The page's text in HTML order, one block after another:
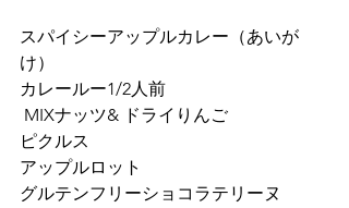
スパイシーアップルカレー（あいが
け）
カレールー1/2人前
MIXナッツ& ドライりんご
ピクルス
アップルロット
グルテンフリーショコラテリーヌ